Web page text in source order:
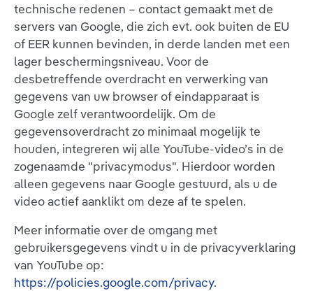
technische redenen – contact gemaakt met de
servers van Google, die zich evt. ook buiten de EU
of EER kunnen bevinden, in derde landen met een
lager beschermingsniveau. Voor de
desbetreffende overdracht en verwerking van
gegevens van uw browser of eindapparaat is
Google zelf verantwoordelijk. Om de
gegevensoverdracht zo minimaal mogelijk te
houden, integreren wij alle YouTube-video’s in de
zogenaamde "privacymodus". Hierdoor worden
alleen gegevens naar Google gestuurd, als u de
video actief aanklikt om deze af te spelen.
Meer informatie over de omgang met
gebruikersgegevens vindt u in de privacyverklaring
van YouTube op:
https://policies.google.com/privacy.